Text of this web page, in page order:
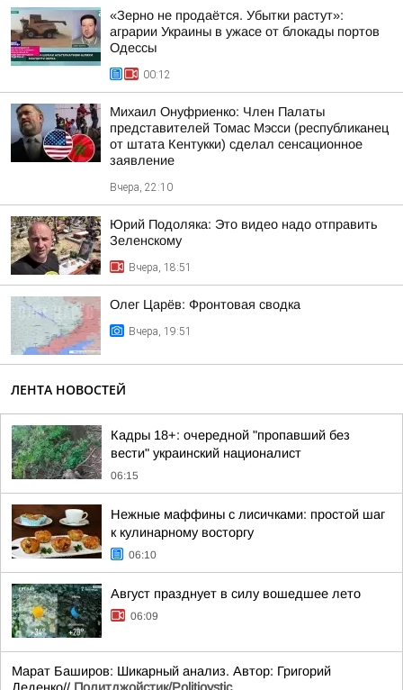
«Зерно не продаётся. Убытки растут»:
аграрии Украины в ужасе от блокады портов
Одессы
00:12
Михаил Онуфриенко: Член Палаты
представителей Томас Мэсси (республиканец
от штата Кентукки) сделал сенсационное
заявление
Вчера, 22:10
Юрий Подоляка: Это видео надо отправить
Зеленскому
Вчера, 18:51
Олег Царёв: Фронтовая сводка
Вчера, 19:51
ЛЕНТА НОВОСТЕЙ
Кадры 18+: очередной "пропавший без
вести" украинский националист
06:15
Нежные маффины с лисичками: простой шаг
к кулинарному восторгу
06:10
Август празднует в силу вошедшее лето
06:09
Марат Баширов: Шикарный анализ. Автор: Григорий